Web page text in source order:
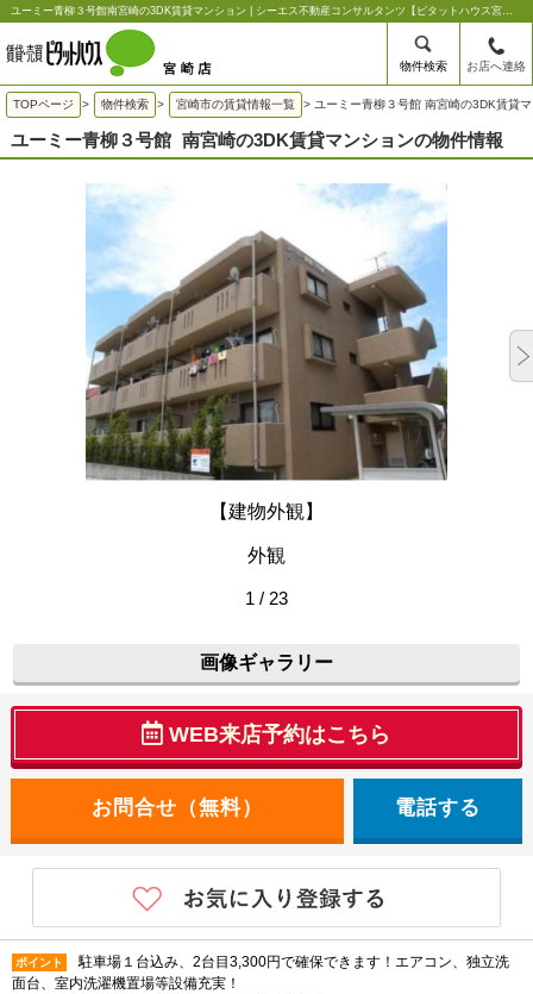
ユーミー青柳３号館南宮崎の3DK賃貸マンション | シーエス不動産コンサルタンツ【ピタットハウス宮崎店】
物件検索 お店へ連絡
TOPページ > 物件検索 > 宮崎市の賃貸情報一覧 > ユーミー青柳３号館 南宮崎の3DK賃貸
ユーミー青柳３号館 南宮崎の3DK賃貸マンションの物件情報
【建物外観】
外観
1 / 23
画像ギャラリー
WEB来店予約はこちら
電話する
ポイント
駐車場１台込み、2台目3,300円で確保できます！エアコン、独立洗
面台、室内洗濯機置場等設備充実！